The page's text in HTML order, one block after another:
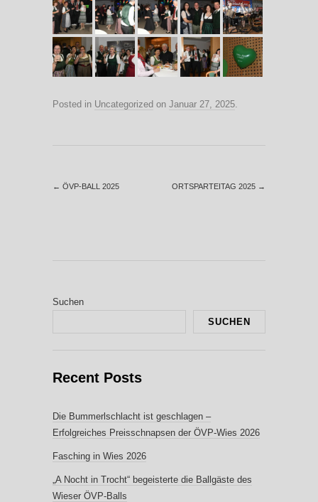
Posted in Uncategorized on Januar 27, 2025.
← ÖVP-BALL 2025 ORTSPARTEITAG 2025 →
Suchen
SUCHEN
Recent Posts
Die Bummerlschlacht ist geschlagen –
Erfolgreiches Preisschnapsen der ÖVP-Wies 2026
Fasching in Wies 2026
„A Nocht in Trocht“ begeisterte die Ballgäste des
Wieser ÖVP-Balls